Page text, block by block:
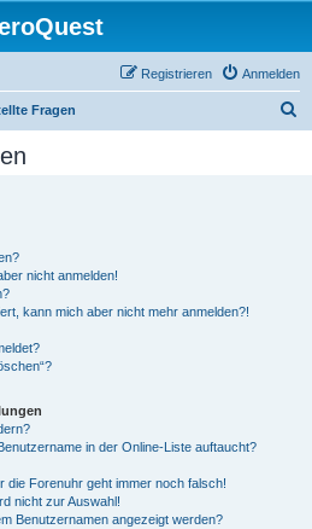
Anmelden
Registrieren
Fragen
nicht anmelden!
kann mich aber nicht mehr anmelden?!
in der Online-Liste auftaucht?
die Forenuhr geht immer noch falsch!
nicht zur Auswahl!
Benutzernamen angezeigt werden?